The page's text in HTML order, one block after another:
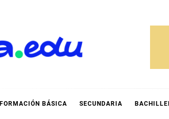
FORMACIÓN BÁSICA SECUNDARIA